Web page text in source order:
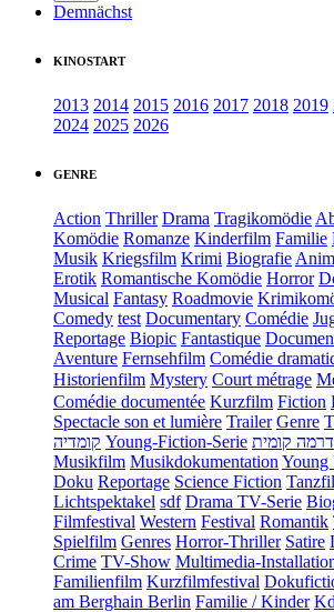
Demnächst
KINOSTART
2013 2014 2015 2016 2017 2018 2019
2024 2025 2026
GENRE
Action Thriller Drama Tragikomödie
Komödie Romanze Kinderfilm Familie
Musik Kriegsfilm Krimi Biografie
Erotik Romantische Komödie Horror
Musical Fantasy Roadmovie
Comedy test Documentary Comédie
Reportage Biopic Fantastique
Aventure Fernsehfilm Comédie
Historienfilm Mystery Court métrage
Comédie documentée Kurzfilm Fiction
Spectacle son et lumière Trailer Genre
קומדיה Young-Fiction-Serie דרמה קומית
Musikfilm Musikdokumentation Young
Doku Reportage Science Fiction
Lichtspektakel sdf Drama TV-Serie
Filmfestival Western Festival Romantik
Spielfilm Genres Horror-Thriller Satire
Crime TV-Show Multimedia-
Familienfilm Kurzfilmfestival
am Berghain Berlin Familie / Kinder